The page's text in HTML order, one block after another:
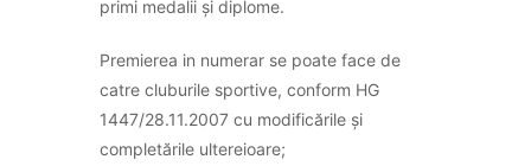
primi medalii și diplome.
Premierea in numerar se poate face de
catre cluburile sportive, conform HG
1447/28.11.2007 cu modificările și
completările ultereioare;